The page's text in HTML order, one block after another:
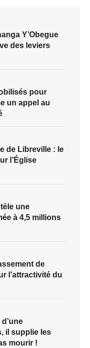
Y’Obegue
des leviers
pour
un appel au
de Libreville : le
l’Église
une
à 4,5 millions
de
l’attractivité du
il supplie les
mourir !